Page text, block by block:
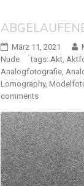
März 11, 2021
Nude
tags: Akt,
Analogfotografie,
Lomography,
comments